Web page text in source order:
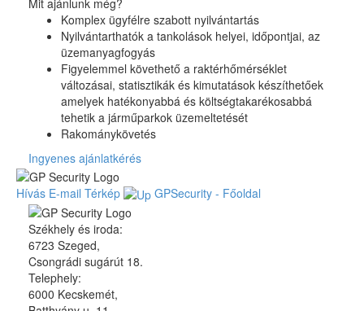
Mit ajánlunk még?
Komplex ügyfélre szabott nyilvántartás
Nyilvántarthatók a tankolások helyei, időpontjai, az
üzemanyagfogyás
Figyelemmel követhető a raktérhőmérséklet
változásai, statisztikák és kimutatások készíthetőek
amelyek hatékonyabbá és költségtakarékosabbá
tehetik a járműparkok üzemeltetését
Rakománykövetés
Ingyenes ajánlatkérés
Hívás E-mail Térkép GPSecurity - Főoldal
Székhely és iroda:
6723 Szeged,
Csongrádi sugárút 18.
Telephely:
6000 Kecskemét,